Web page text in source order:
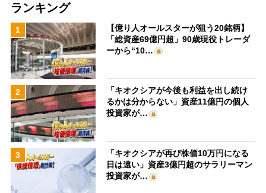
ランキング
1
【億り人オールスターが狙う20銘柄】
「総資産69億円超」90歳現役トレーダ
ーから“10…
2
「キオクシアが今後も利益を出し続け
るかは分からない」資産11億円の個人
投資家が…
3
「キオクシアが再び株価10万円になる
日は遠い」資産3億円超のサラリーマン
投資家が…